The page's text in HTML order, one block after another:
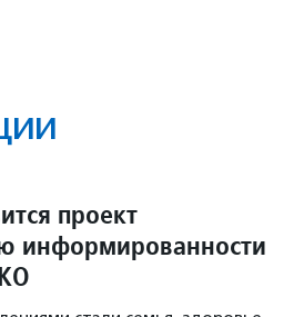
проект
информированности